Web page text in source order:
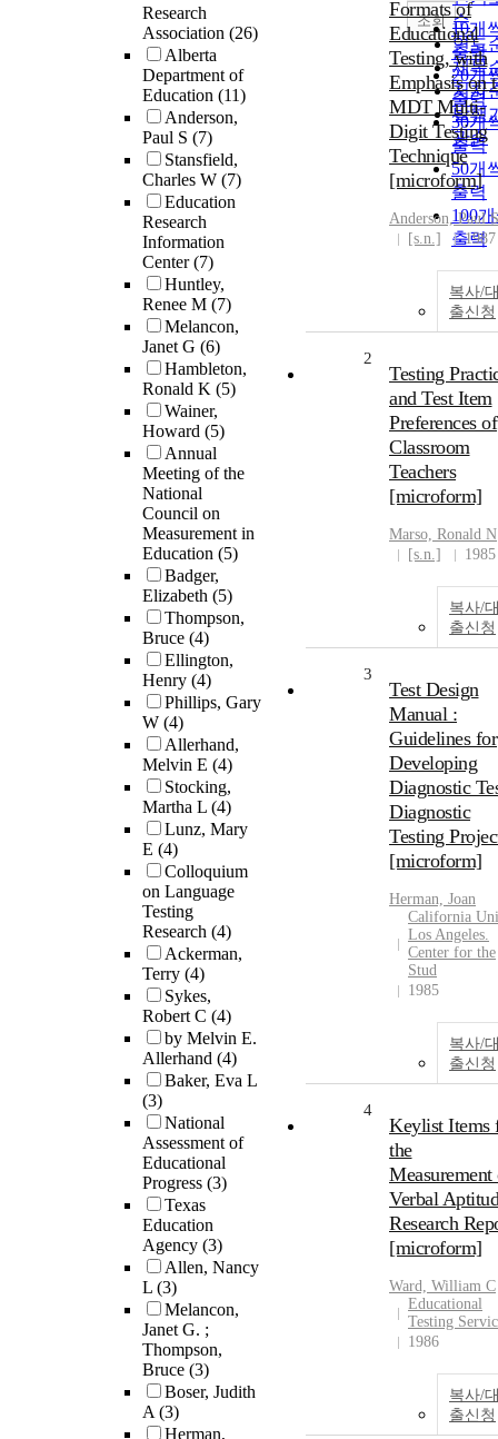
Research
Association (26)
Alberta
Department of
Education (11)
Anderson,
Paul S (7)
Stansfield,
Charles W (7)
Education
Research
Information
Center(7)
Huntley,
Renee M (7)
Melancon,
Janet G (6)
Hambleton,
Ronald K (5)
Wainer,
Howard (5)
Annual
Meeting of the
National
Council on
Measurement in
Education (5)
Badger,
Elizabeth (5)
Thompson,
Bruce (4)
Ellington,
Henry (4)
Phillips, Gary
W (4)
Allerhand,
Melvin E (4)
Stocking,
Martha L (4)
Lunz, Mary
E (4)
Colloquium
on Language
Testing
Research (4)
Ackerman,
Terry (4)
Sykes,
Robert C (4)
by Melvin E.
Allerhand (4)
Baker, Eva L
(3)
National
Assessment of
Educational
Progress (3)
Texas
Education
Agency (3)
Allen, Nancy
L (3)
Melancon,
Janet G. ;
Thompson,
Bruce (3)
Boser, Judith
A(3)
Herman,
순
연도
제목
저자
발행
관순
10개
출력
20개
출력
30개
출력
50개
출력
100
출력
조회
Formats of
Educational
Testing, with
Emphasis on
MDT Multi-
Digit Testing
Technique
[microform]
Anderson, Paul S
[s.n.]
1987
복사/
출신청
2
Testing
and Test Item
Preferences of
Classroom
Teachers
[microform]
Marso, Ronald N
[s.n.]
1985
복사/
출신청
3
Test Design
Manual :
Guidelines for
Developing
Diagnostic
Diagnostic
Testing
[microform]
Herman, Joan
California
Los Angeles.
Center for the
Stud
1985
복사/
출신청
4
Keylist Items
the
Measurement
Verbal
Research
[microform]
Ward, William C
Educational
Testing
1986
복사/
출신청